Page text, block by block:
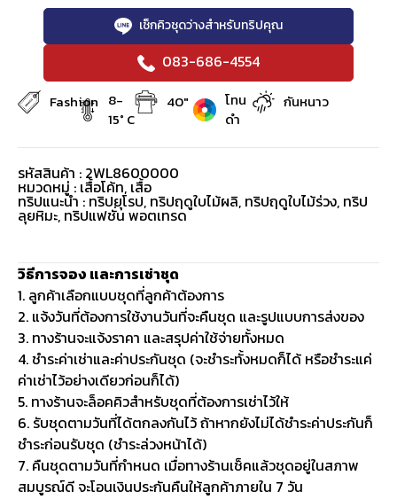
เช็กคิวชุดว่างสำหรับทริปคุณ
083-686-4554
Fashion 8-
15° C
40"
โทน
ดำ
กันหนาว
รหัสสินค้า : 2WL8600000
หมวดหมู่ : เสื้อโค้ท, เสื้อ
ทริปแนะนำ : ทริปยุโรป, ทริปฤดูใบไม้ผลิ, ทริปฤดูใบไม้ร่วง, ทริป
ลุยหิมะ, ทริปแฟชั่น พอตเทรด
วิธีการจอง และการเช่าชุด
1. ลูกค้าเลือกแบบชุดที่ลูกค้าต้องการ
2. แจ้งวันที่ต้องการใช้งานวันที่จะคืนชุด และรูปแบบการส่งของ
3. ทางร้านจะแจ้งราคา และสรุปค่าใช้จ่ายทั้งหมด
4. ชำระค่าเช่าและค่าประกันชุด (จะชำระทั้งหมดก็ได้ หรือชำระแค่
ค่าเช่าไว้อย่างเดียวก่อนก็ได้)
5. ทางร้านจะล็อคคิวสำหรับชุดที่ต้องการเช่าไว้ให้
6. รับชุดตามวันที่ได้ตกลงกันไว้ ถ้าหากยังไม่ได้ชำระค่าประกันก็
ชำระก่อนรับชุด (ชำระล่วงหน้าได้)
7. คืนชุดตามวันที่กำหนด เมื่อทางร้านเช็คแล้วชุดอยู่ในสภาพ
สมบูรณ์ดี จะโอนเงินประกันคืนให้ลูกค้าภายใน 7 วัน